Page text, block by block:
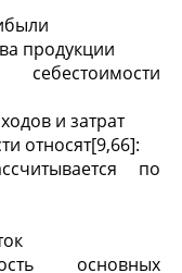
продукции
и затрат
относят[9,66]:
по
основных